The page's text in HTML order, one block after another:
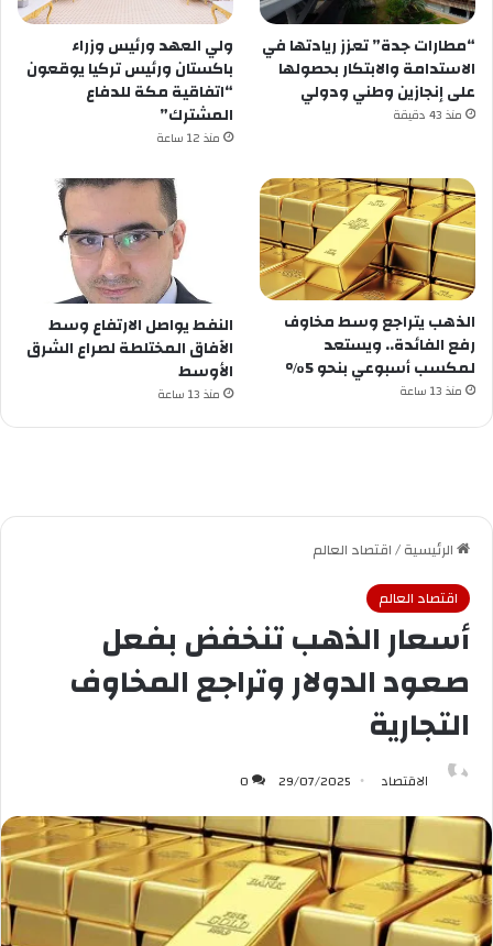
“مطارات جدة” تعزز ريادتها في
الاستدامة والابتكار بحصولها
على إنجازين وطني ودولي
منذ 43 دقيقة
ولي العهد ورئيس وزراء
باكستان ورئيس تركيا يوقعون
“اتفاقية مكة للدفاع
المشترك”
منذ 12 ساعة
الذهب يتراجع وسط مخاوف
رفع الفائدة.. ويستعد
لمكسب أسبوعي بنحو 5%
منذ 13 ساعة
النفط يواصل الارتفاع وسط
الآفاق المختلطة لصراع الشرق
الأوسط
منذ 13 ساعة